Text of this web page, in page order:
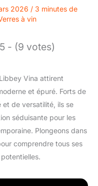
2026 / 3 minutes de
à vin
- (9 votes)
Vina attirent
et épuré. Forts de
et de versatilité, ils se
séduisante pour les
Plongeons dans
comprendre tous ses